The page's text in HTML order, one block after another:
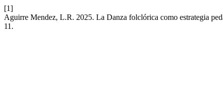
[1]
Aguirre Mendez, L.R. 2025. La Danza folclórica como estrategia
11.